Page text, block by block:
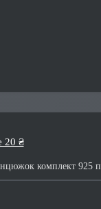
20 ₴
комплект 925